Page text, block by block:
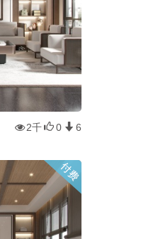
2千 0 6